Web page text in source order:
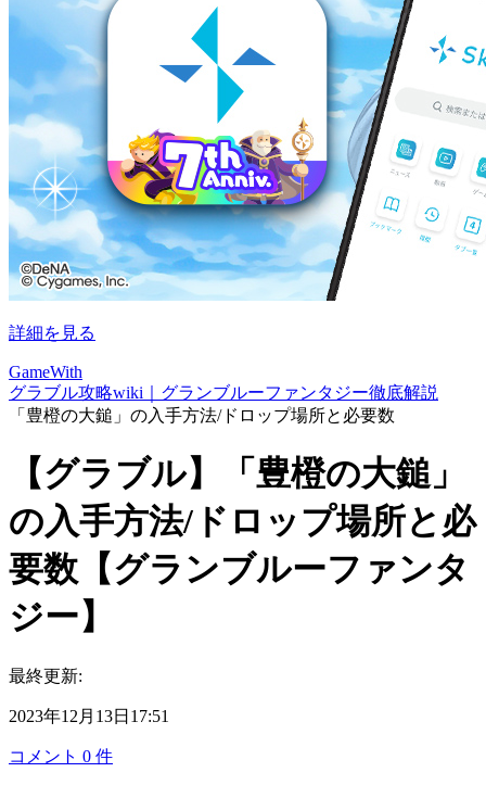
詳細を見る
GameWith
グラブル攻略wiki｜グランブルーファンタジー徹底解説
「豊橙の大鎚」の入手方法/ドロップ場所と必要数
【グラブル】「豊橙の大鎚」
の入手方法/ドロップ場所と必
要数【グランブルーファンタ
ジー】
最終更新:
2023年12月13日17:51
コメント 0 件